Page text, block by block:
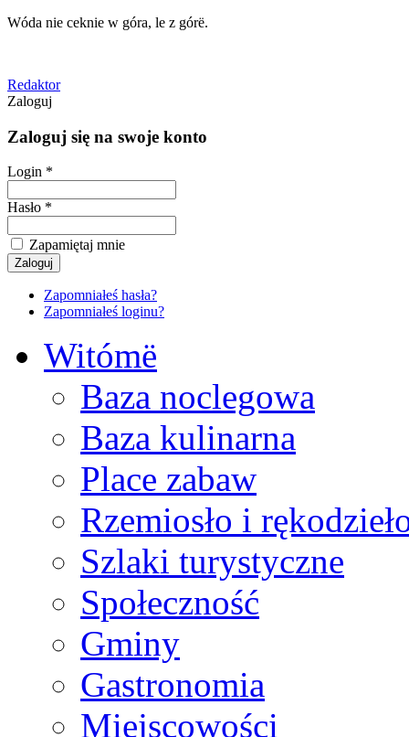
Wóda nie ceknie w góra, le z górë.
Redaktor
Zaloguj
Zaloguj się na swoje konto
Login *
Hasło *
Zapamiętaj mnie
Zapomniałeś hasła?
Zapomniałeś loginu?
Witómë
Baza noclegowa
Baza kulinarna
Place zabaw
Rzemiosło i
Szlaki turystyczne
Społeczność
Gminy
Gastronomia
Miejscowości